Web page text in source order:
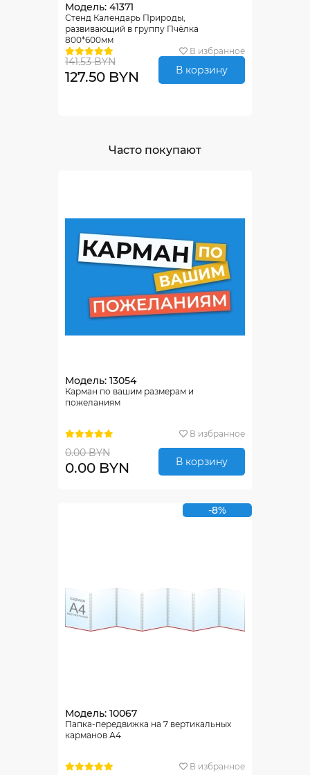
Модель: 41371
Стенд Календарь Природы,
развивающий в группу Пчёлка
800*600мм
В избранное
141.53 BYN
127.50 BYN В корзину
Часто покупают
Модель: 13054
Карман по вашим размерам и
пожеланиям
В избранное
0.00 BYN
0.00 BYN В корзину
-8%
Модель: 10067
Папка-передвижка на 7 вертикальных
карманов А4
В избранное